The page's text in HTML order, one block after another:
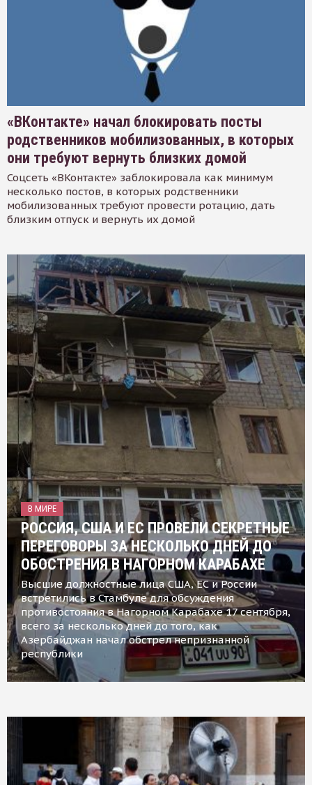
«ВКонтакте» начал блокировать посты
родственников мобилизованных, в которых
они требуют вернуть близких домой
Соцсеть «ВКонтакте» заблокировала как минимум
несколько постов, в которых родственники
мобилизованных требуют провести ротацию, дать
близким отпуск и вернуть их домой
В МИРЕ
РОССИЯ, США И ЕС ПРОВЕЛИ СЕКРЕТНЫЕ
ПЕРЕГОВОРЫ ЗА НЕСКОЛЬКО ДНЕЙ ДО
ОБОСТРЕНИЯ В НАГОРНОМ КАРАБАХЕ
Высшие должностные лица США, ЕС и России
встретились в Стамбуле для обсуждения
противостояния в Нагорном Карабахе 17 сентября,
всего за несколько дней до того, как
Азербайджан начал обстрел непризнанной
республики